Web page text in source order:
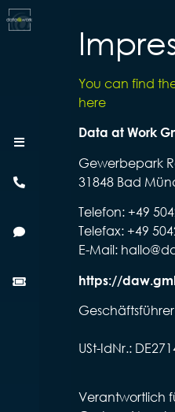
Kundenlogin
You can find
here
Data at Work
Gewerbepark
31848 Bad
Telefon: +49
Telefax: +49
E-Mail:
https://
USt-IdNr.:
Verantwortlich